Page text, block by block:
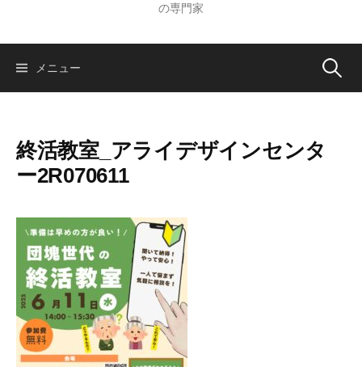
の専門家
メニュー 検
終活教室_アライデザインセンタ
ー2R070611